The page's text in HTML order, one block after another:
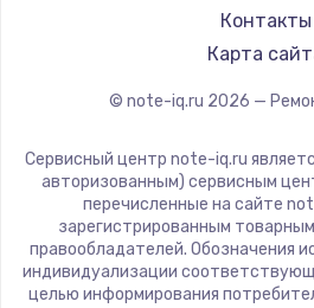
LG
ZTE
Hiper
Evga
Google
Контакты
Карта
© note-iq.ru 2026 —
Сервисный центр note-iq.ru
авторизованным) сервисным
перечисленные на сайте
зарегистрированным
правообладателей. Обозначения
индивидуализации
целью информирования